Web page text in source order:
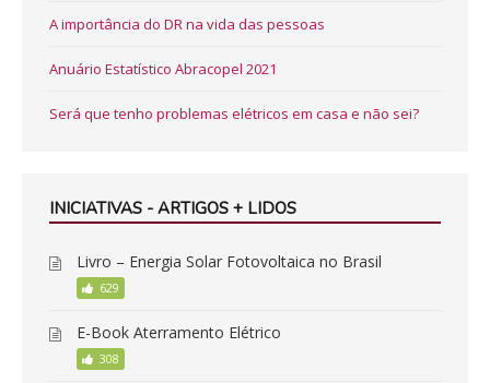
A importância do DR na vida das pessoas
Anuário Estatístico Abracopel 2021
Será que tenho problemas elétricos em casa e não sei?
INICIATIVAS - ARTIGOS + LIDOS
Livro – Energia Solar Fotovoltaica no Brasil
629
E-Book Aterramento Elétrico
308